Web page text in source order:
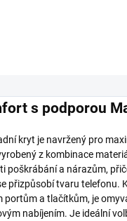
s podporou
kryt je navržený pro
z kombinace
poškrábání a nárazům,
přizpůsobí tvaru telefonu.
portům a tlačítkům, je
nabíjením. Je ideální